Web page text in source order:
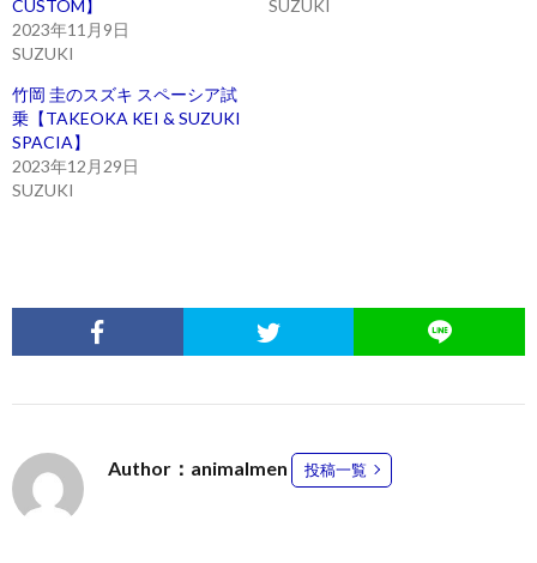
CUSTOM】
2023年11月9日
SUZUKI
SUZUKI
竹岡 圭のスズキ スペーシア試
乗【TAKEOKA KEI & SUZUKI
SPACIA】
2023年12月29日
SUZUKI
Author：animalmen 投稿一覧